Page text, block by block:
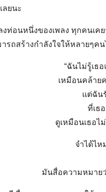
ลยนะ
งท่อนหนึ่งของเพลง ทุกคนเ
รถสร้างกำลังใจให้หลายๆคน
“ฉันไม่รู้เธ
เหมือนคล้าย
แต่ฉัน
ที่เธ
ดูเหมือนเธอไ
จำได้ไห
มันสื่อความหมายว่